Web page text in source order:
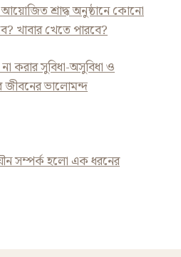
শ্রাদ্ধ অনুষ্ঠানে কোনো
খাবার খেতে পারবে?
করার সুবিধা-অসুবিধা ও
জীবনের ভালোমন্দ
সম্পর্ক হলো এক ধরনের